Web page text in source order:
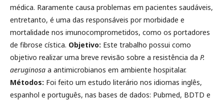
médica. Raramente causa problemas em pacientes saudáveis,
entretanto, é uma das responsáveis por morbidade e
mortalidade nos imunocomprometidos, como os portadores
de fibrose cística. Objetivo: Este trabalho possui como
objetivo realizar uma breve revisão sobre a resistência da P.
aeruginosa a antimicrobianos em ambiente hospitalar.
Métodos: Foi feito um estudo literário nos idiomas inglês,
espanhol e português, nas bases de dados: Pubmed, BDTD e